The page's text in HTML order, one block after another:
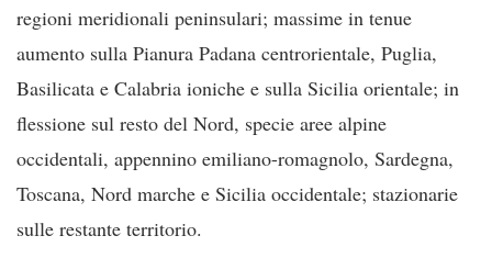
regioni meridionali peninsulari; massime in tenue
aumento sulla Pianura Padana centrorientale, Puglia,
Basilicata e Calabria ioniche e sulla Sicilia orientale; in
flessione sul resto del Nord, specie aree alpine
occidentali, appennino emiliano-romagnolo, Sardegna,
Toscana, Nord marche e Sicilia occidentale; stazionarie
sulle restante territorio.